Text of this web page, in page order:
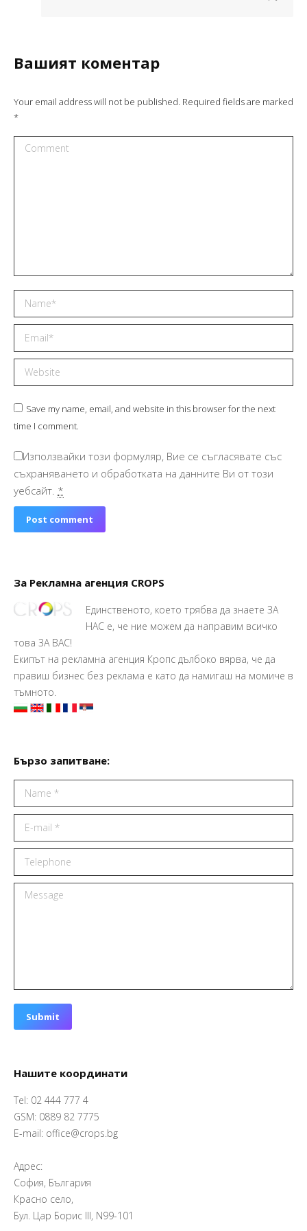
Вашият коментар
Your email address will not be published. Required fields are marked
*
Comment
Name *
Email *
Website
Save my name, email, and website in this browser for the next
time I comment.
Използвайки този формуляр, Вие се съгласявате със
съхраняването и обработката на данните Ви от този
уебсайт. *
Post comment
За Рекламна агенция CROPS
Единственото, което трябва да знаете ЗА
НАС е, че ние можем да направим всичко
това ЗА ВАС!
Екипът на рекламна агенция Кропс дълбоко вярва, че да
правиш бизнес без реклама е като да намигаш на момиче в
тъмното.
Бързо запитване:
Name *
E-mail *
Telephone
Message
Submit
Нашите координати
Tel: 02 444 777 4
GSM: 0889 82 7775
E-mail: office@crops.bg
Адрес:
София, България
Красно село,
Бул. Цар Борис III, N99-101